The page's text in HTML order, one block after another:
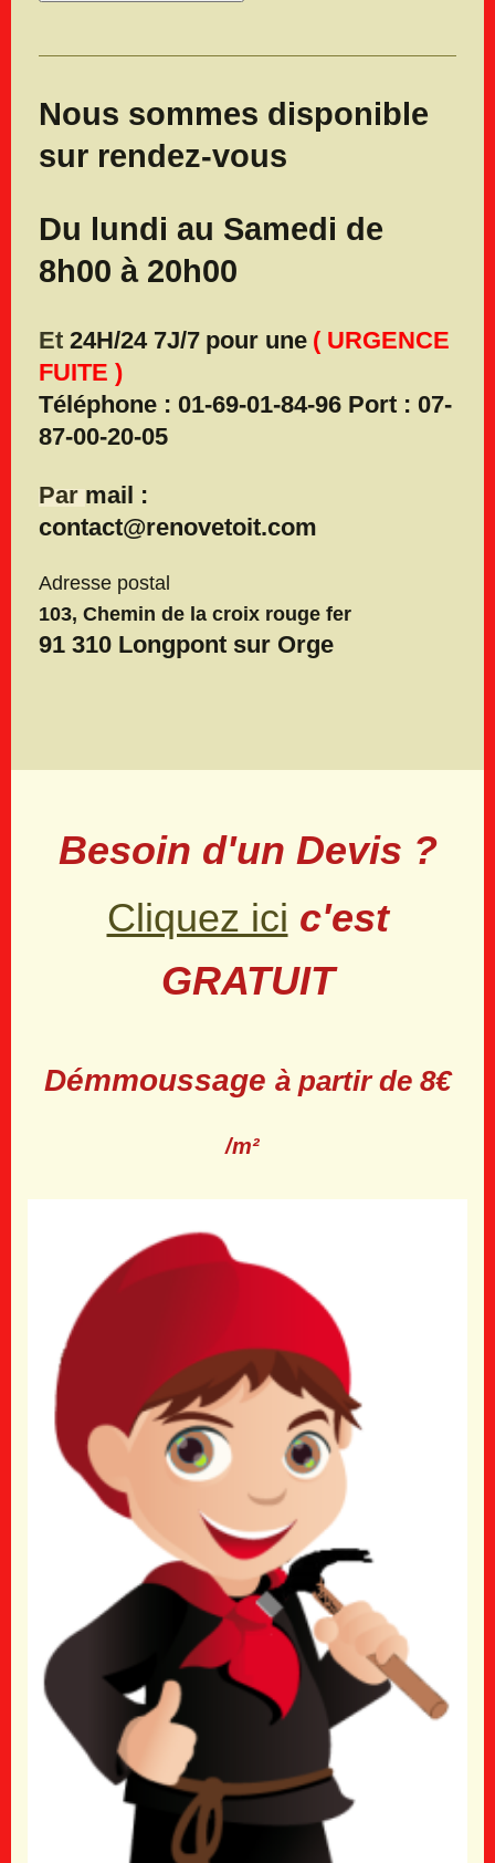
Nous sommes disponible
sur rendez-vous
Du lundi au Samedi de
8h00 à 20h00
Et 24H/24 7J/7 pour une ( URGENCE
FUITE )
Téléphone : 01-69-01-84-96 Port : 07-
87-00-20-05
Par mail :
contact@renovetoit.com
Adresse postal
103, Chemin de la croix rouge fer
91 310 Longpont sur Orge
Besoin d'un Devis ?
Cliquez ici c'est
GRATUIT
Démmoussage à partir de 8€
/m²